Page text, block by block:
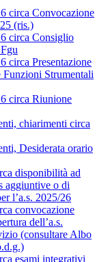
circa Convocazione
(ris.)
circa Consiglio
circa Presentazione
Funzioni Strumentali
circa Riunione
chiarimenti circa
Desiderata orario
disponibilità ad
aggiuntive o di
l’a.s. 2025/26
convocazione
dell’a.s.
(consultare Albo
esami integrativi